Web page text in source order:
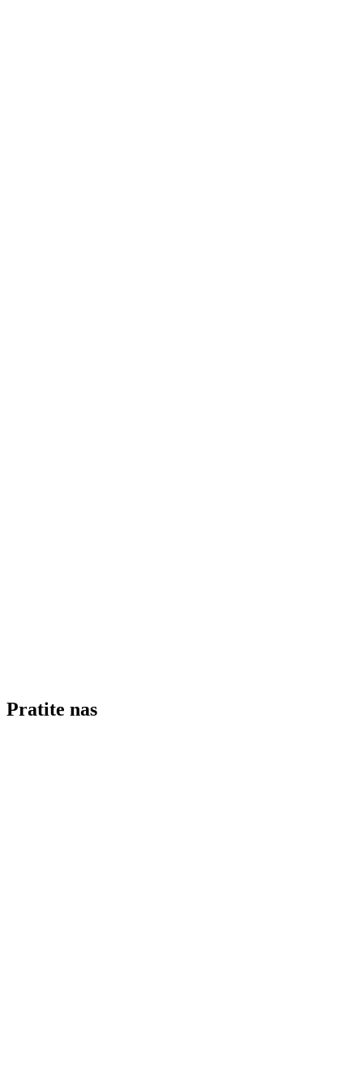
Pratite nas